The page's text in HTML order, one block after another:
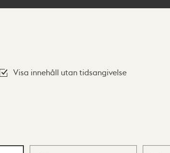
Visa innehåll utan tidsangivelse